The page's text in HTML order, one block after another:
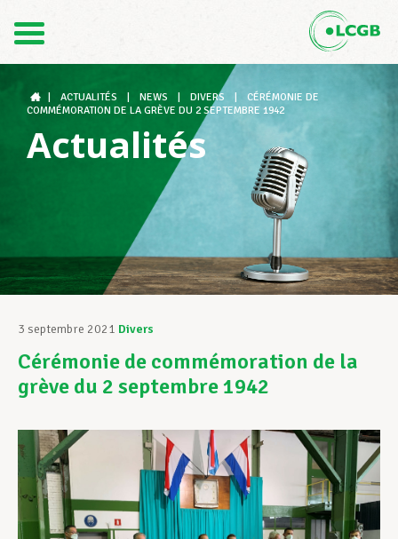
DE
Le LCGB
Structures syndicales
Assistance au Travail
Vos droits
Assistance en vie privée
Développement professionnel
ACTUALITÉS NEWS DIVERS
CÉRÉMONIE DE
COMMÉMORATION DE LA GRÈVE DU 2 SEPTEMBRE 1942
Actualités
3 septembre 2021 Divers
Cérémonie de commémoration de la
grève du 2 septembre 1942